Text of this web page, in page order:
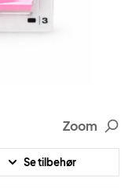
Zoom
Se tilbehør